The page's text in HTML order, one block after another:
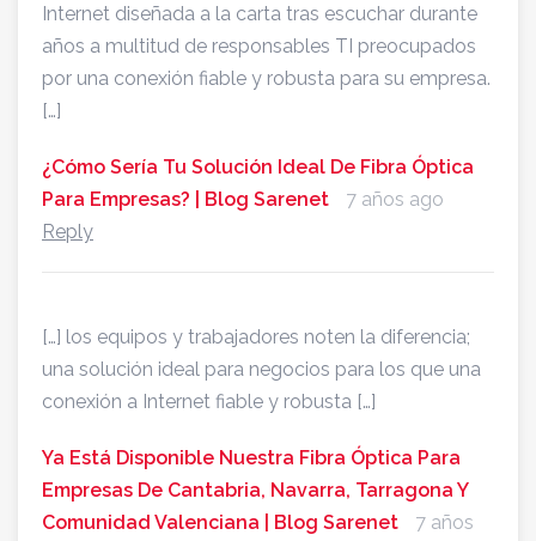
Internet diseñada a la carta tras escuchar durante
años a multitud de responsables TI preocupados
por una conexión fiable y robusta para su empresa.
[…]
¿Cómo Sería Tu Solución Ideal De Fibra Óptica
Para Empresas? | Blog Sarenet
7 años ago
Reply
[…] los equipos y trabajadores noten la diferencia;
una solución ideal para negocios para los que una
conexión a Internet fiable y robusta […]
Ya Está Disponible Nuestra Fibra Óptica Para
Empresas De Cantabria, Navarra, Tarragona Y
Comunidad Valenciana | Blog Sarenet
7 años